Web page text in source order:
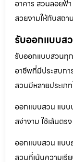
อาคาร สวนลอยฟ้
สวยงามให้กับสถา
รับออกแบบส
รับออกแบบสวนทุ
อาชีพที่มีประสบก
สวนมีหลายประเภ
ออกแบบสวน แบบ
สง่างาม ใช้เส้นต
ออกแบบสวน แบบ
สวนที่เน้นความเ